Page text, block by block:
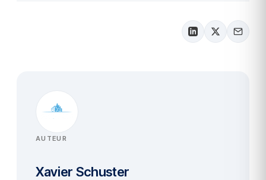
AUTEUR
Xavier Schuster